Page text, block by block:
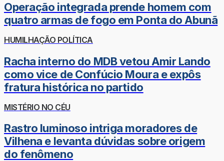
Operação integrada prende homem com
quatro armas de fogo em Ponta do Abunã
HUMILHAÇÃO POLÍTICA
Racha interno do MDB vetou Amir Lando
como vice de Confúcio Moura e expôs
fratura histórica no partido
MISTÉRIO NO CÉU
Rastro luminoso intriga moradores de
Vilhena e levanta dúvidas sobre origem
do fenômeno